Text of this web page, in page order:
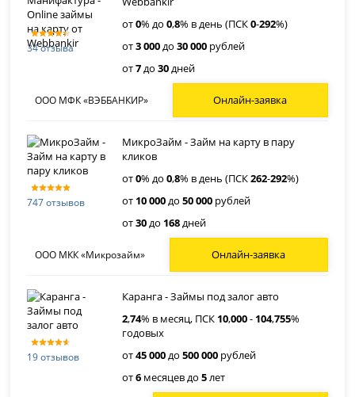
34 отзыва
от0% до0,8% в день (ПСК0-292%)
от3 000до30 000 рублей
от7до30дней
ООО МФК «ВЭББАНКИР» Онлайн-заявка
747 отзывов
МикроЗайм - Займ на карту в пару
кликов
от0% до0,8% в день (ПСК262-292%)
от 10 000до50 000 рублей
от30до 168дней
ООО МКК «Микрозайм» Онлайн-заявка
19 отзывов
Каранга - Займы под залог авто
2,74% в месяц, ПСК 10,000- 104,755%
годовых
от45 000до500 000 рублей
от6 месяцев до5лет